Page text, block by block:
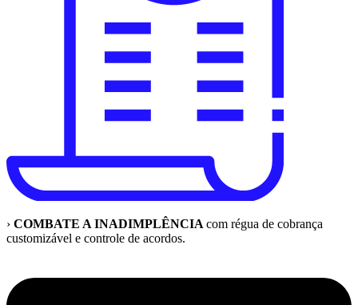
› COMBATE A INADIMPLÊNCIA com régua de cobrança
customizável e controle de acordos.